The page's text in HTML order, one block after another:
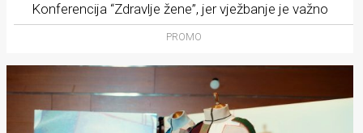
Konferencija “Zdravlje žene”, jer vježbanje je važno
PROMO